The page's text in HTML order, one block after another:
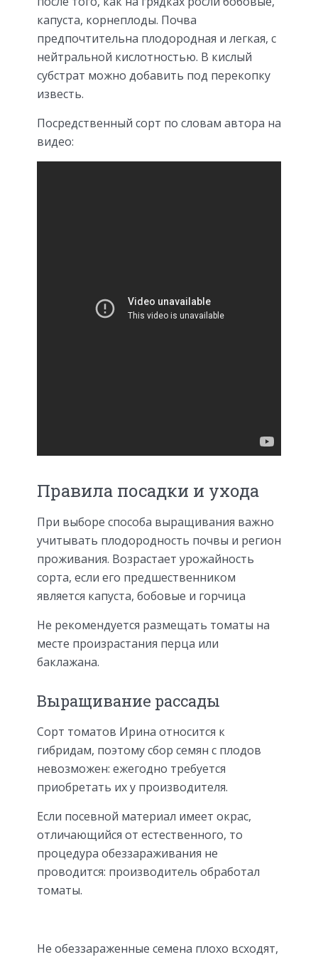
капуста, корнеплоды. Почва
предпочтительна плодородная и легкая, с
нейтральной кислотностью. В кислый
субстрат можно добавить под перекопку
известь.
Посредственный сорт по словам автора на
видео:
Правила посадки и ухода
При выборе способа выращивания важно
учитывать плодородность почвы и регион
проживания. Возрастает урожайность
сорта, если его предшественником
является капуста, бобовые и горчица
Не рекомендуется размещать томаты на
месте произрастания перца или
баклажана.
Выращивание рассады
Сорт томатов Ирина относится к
гибридам, поэтому сбор семян с плодов
невозможен: ежегодно требуется
приобретать их у производителя.
Если посевной материал имеет окрас,
отличающийся от естественного, то
процедура обеззараживания не
проводится: производитель обработал
томаты.
Не обеззараженные семена плохо всходят,